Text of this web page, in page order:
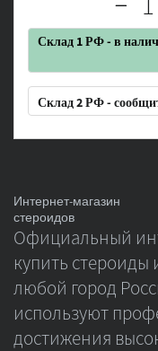
Склад 1 РФ - в
Склад 2 РФ -
Интернет-магазин
стероидов
Официальный
купить стероиды
любой город
используют
достижения